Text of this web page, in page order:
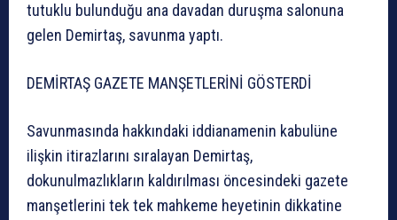
tutuklu bulunduğu ana davadan duruşma salonuna
gelen Demirtaş, savunma yaptı.
DEMİRTAŞ GAZETE MANŞETLERİNİ GÖSTERDİ
Savunmasında hakkındaki iddianamenin kabulüne
ilişkin itirazlarını sıralayan Demirtaş,
dokunulmazlıkların kaldırılması öncesindeki gazete
manşetlerini tek tek mahkeme heyetinin dikkatine